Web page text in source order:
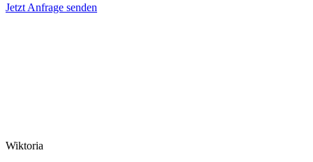
Jetzt Anfrage senden
Wiktoria